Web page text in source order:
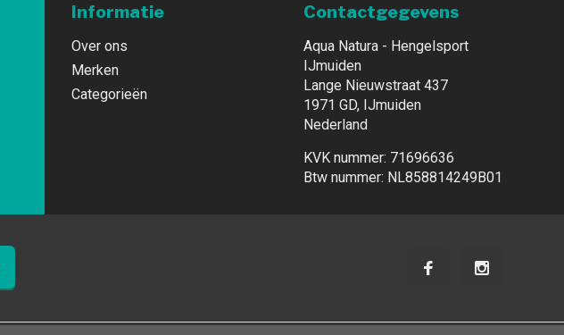
Informatie
Over ons
Merken
Categorieën
Contactgegevens
Aqua Natura - Hengelsport
IJmuiden
Lange Nieuwstraat 437
1971 GD, IJmuiden
Nederland
KVK nummer: 71696636
Btw nummer: NL858814249B01